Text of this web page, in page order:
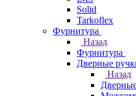
Solid
Tarkoflex
Фурнитура
Назад
Фурнитура
Дверные
Назад